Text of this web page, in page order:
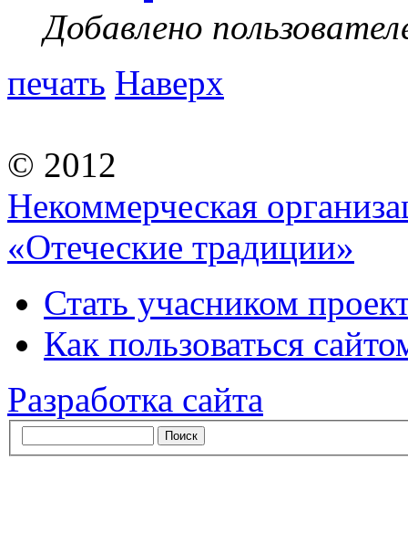
Добавлено
печать Наверх
© 2012
Некоммерческая
«Отеческие традиции»
Стать учасником
Как пользоваться
Разработка сайта